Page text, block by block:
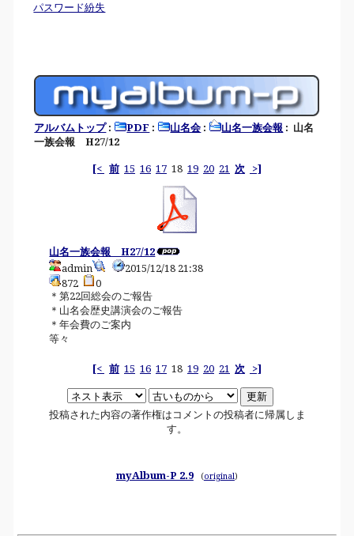
パスワード紛失
アルバムトップ: PDF : 山名会 : 山名一族会報 : 山名
一族会報 H27/12
[< 前 15 16 17 18 19 20 21 次 >]
山名一族会報 H27/12
admin
2015/12/18 21:38
872
0
＊第22回総会のご報告
＊山名会歴史講演会のご報告
＊年会費のご案内
等々
[< 前 15 16 17 18 19 20 21 次 >]
投稿された内容の著作権はコメントの投稿者に帰属しま
す。
myAlbum-P 2.9 (original)